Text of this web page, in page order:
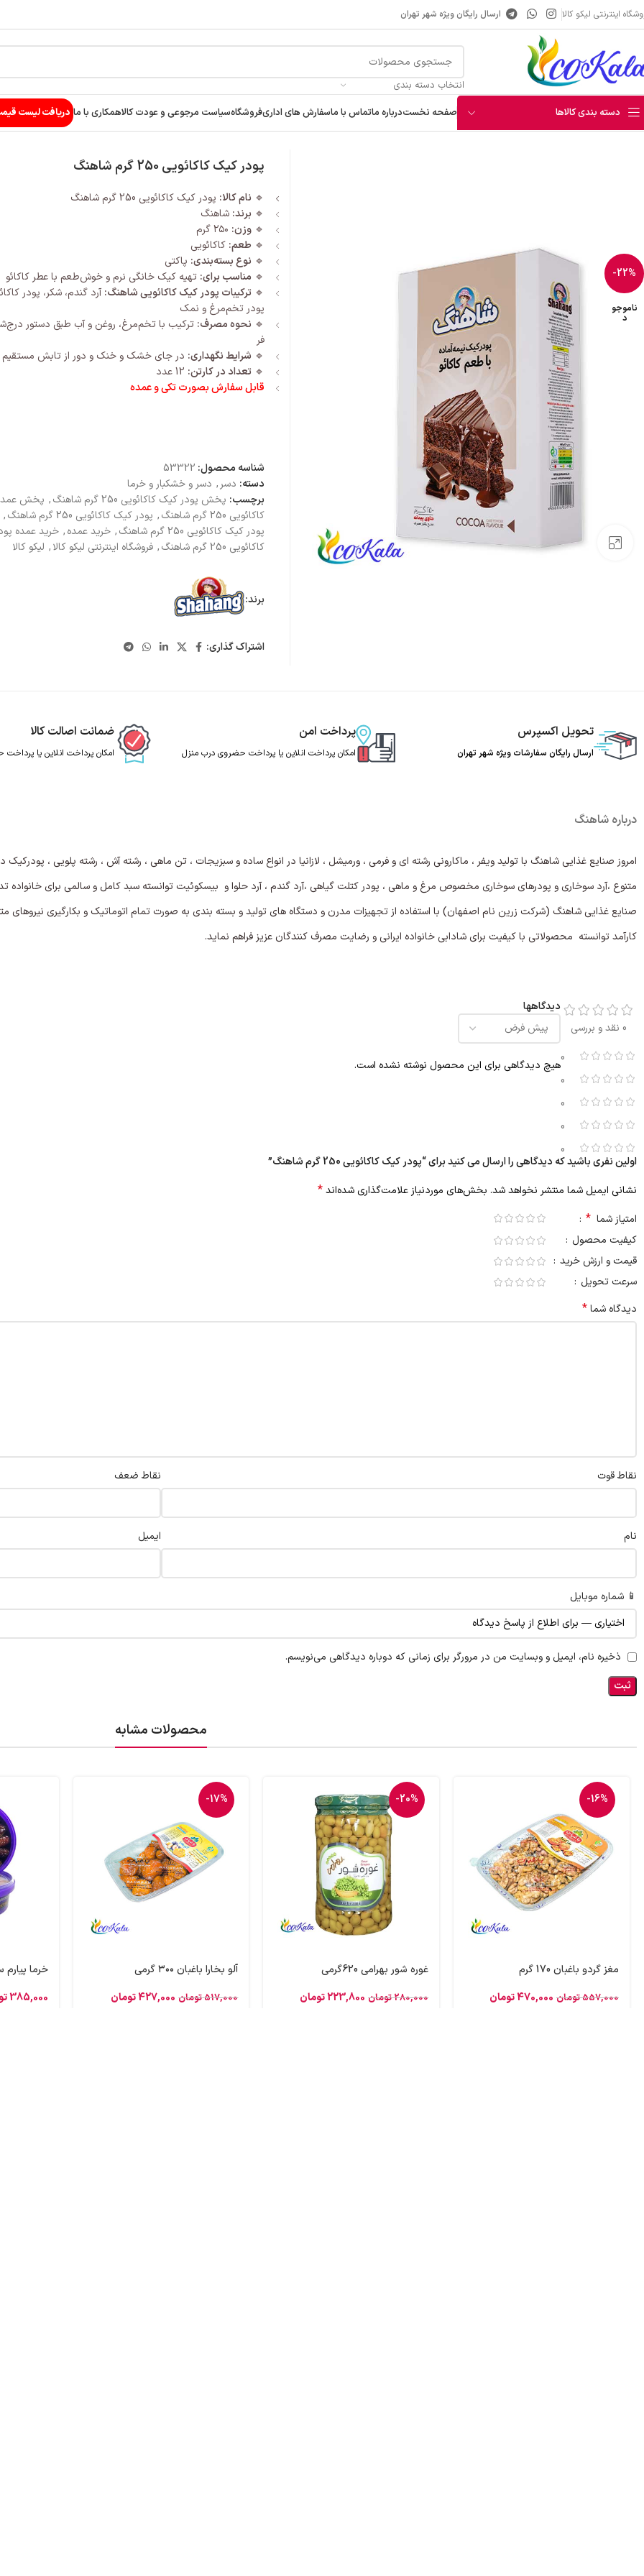
اینترنتی لیکو کالا ارسال رایگان ویژه شهر تهران
انتخاب دسته بندی
دسته بندی کالاها
صفحه نخستدرباره ماتماس با ماسفارش های اداریفروشگاهسیاست مرجوعی و عودت کالاهمکاری با ما دریافت لیست
-22%
ناموجو
د
بزرگنمایی تصویر
پودر کیک کاکائویی 250 گرم شاهنگ
🔹 نام کالا: پودر کیک کاکائویی 250 گرم شاهنگ
🔹 برند: شاهنگ
🔹وزن:
🔹 طعم: کاکائویی
🔹 نوع بسته‌بندی: پاکتی
🔹 مناسب برای: تهیه کیک خانگی نرم و خوش‌طعم با عطر کاکائو
🔹ترکیبات پودر کیک کاکائویی شاهنگ: آرد گندم، شکر، پودر
پودر تخم‌مرغ و نمک
🔹 نحوه مصرف: ترکیب با تخم‌مرغ، روغن و آب طبق دستور
فر
🔹 شرایط نگهداری: در جای خشک و خنک و دور از تابش مستقیم
🔹تعداد در کارتن:
قابل سفارش بصورت تکی و عمده
شناسه محصول: 53322
دسته: دسر , دسر و خشکبار و خرما
برچسب: پخش پودر کیک کاکائویی 250 گرم شاهنگ , پخش
کاکائویی 250 گرم شاهنگ
, پودر کیک کاکائویی 250 گرم شاهنگ
,
پودر کیک کاکائویی 250 گرم شاهنگ
, خرید عمده, خرید عمده
کاکائویی 250 گرم شاهنگ
, فروشگاه اینترنتی لیکو کالا, لیکو کالا
برند:
اشتراک گذاری:
تحویل اکسپرس
ارسال رایگان سفارشات ویژه شهر تهران
پرداخت امن
امکان پرداخت انلاین یا پرداخت حضروی درب منزل
ضمانت اصالت کالا
امکان پرداخت انلاین یا
درباره شاهنگ
امروز صنایع غذایی شاهنگ با تولید ویفر ، ماکارونی رشته ای و فرمی ، ورمیشل ، لازانیا در انواع ساده و سبزیجات ، تن ماهی ، رشته آش ، رشته پلویی ،
متنوع ،آرد سوخاری و پودرهای سوخاری مخصوص مرغ و ماهی ، پودر کتلت گیاهی ،آرد گندم ، آرد حلوا و بیسکوئیت توانسته سبد کامل و سالمی برای خانواده
صنایع غذایی شاهنگ (شرکت زرین نام اصفهان) با استفاده از تجهیزات مدرن و دستگاه های تولید و بسته بندی به صورت تمام اتوماتیک و بکارگیری
کارآمد توانسته محصولاتی با کیفیت برای شادابی خانواده ایرانی و رضایت مصرف کنندگان عزیز فراهم نماید.
0 نقد و بررسی
0
0
0
0
0
دیدگاهها
هیچ دیدگاهی برای این محصول نوشته نشده است.
اولین نفری باشید که دیدگاهی را ارسال می کنید برای “پودر کیک کاکائویی 250 گرم شاهنگ”
نشانی ایمیل شما منتشر نخواهد شد. بخش‌های موردنیاز علامت‌گذاری شده‌اند*
امتیاز شما *
کیفیت محصول
قیمت و ارزش خرید
سرعت تحویل
دیدگاه شما*
نقاط قوت نقاط ضعف
نام ایمیل
📱 شماره موبایل
ذخیره نام، ایمیل و وبسایت من در مرورگر برای زمانی که دوباره دیدگاهی می‌نویسم.
محصولات مشابه
-16%
مغز گردو باغبان 170 گرم
557,000تومان 470,000تومان
-20%
غوره شور بهرامی 620گرمی
280,000تومان 223,800تومان
-17%
آلو بخارا باغبان ۳۰۰ گرمی
517,000تومان 427,000تومان
خرما پیارم
385,000